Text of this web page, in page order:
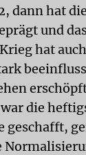
dann hat
und
hat
die